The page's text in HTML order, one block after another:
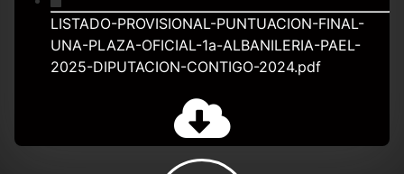
LISTADO-PROVISIONAL-PUNTUACION-FINAL-
UNA-PLAZA-OFICIAL-1a-ALBANILERIA-PAEL-
2025-DIPUTACION-CONTIGO-2024.pdf